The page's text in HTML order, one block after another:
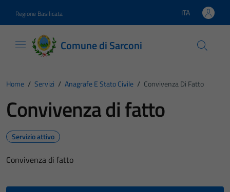
Regione Basilicata Lingua attiva:
ITA
Comune di Sarconi
Home / Servizi / Anagrafe E Stato Civile / Convivenza Di Fatto
Convivenza di fatto
Servizio attivo
Convivenza di fatto